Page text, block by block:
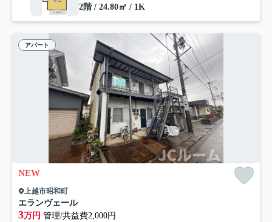
2階 / 24.80㎡ / 1K
アパート
NEW
上越市昭和町
エランヴェール
3万円 管理/共益費2,000円